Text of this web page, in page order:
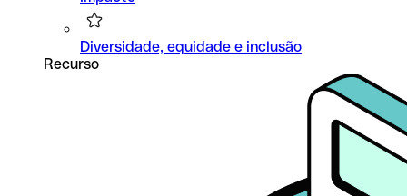
Diversidade, equidade e inclusão
Recurso